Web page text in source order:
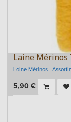
Laine Mérinos
Laine Mérinos -
5,90 €